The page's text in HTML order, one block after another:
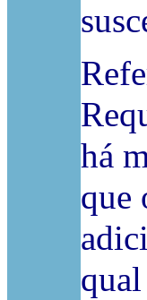
há
que